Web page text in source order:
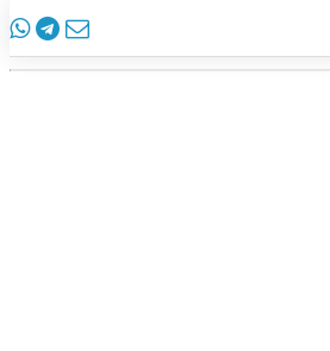
info@artmillenium.ru